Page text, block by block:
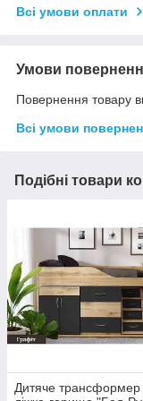
Всі умови оплати
Умови
Повернення товару
Всі умови
Подібні товари
Дитяче трансформер